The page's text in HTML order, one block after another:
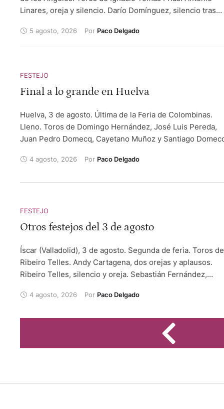
Linares, oreja y silencio. Darío Domínguez, silencio tras
Châteaurenard (Francia), 4 de agosto. Toros de San
Sebastián. El Rafi, oreja y oreja. Ismael Martín, oreja y dos
(Francia), 4 de agosto. Cuatro toros y dos novillos, tercero
ruedo. Antonio Ferrera, silencio y silencio. Dorian Canton,
vuelta al ruedo.
5 agosto, 2026 Por Paco Delgado
FESTEJO
Final a lo grande en Huelva
Huelva, 3 de agosto. Última de la Feria de Colombinas.
Lleno. Toros de Domingo Hernández, José Luis Pereda,
Juan Pedro Domecq, Cayetano Muñoz y Santiago
y dos orejas. David de Miranda, oreja y dos orejas y rabo.
4 agosto, 2026 Por Paco Delgado
FESTEJO
Otros festejos del 3 de agosto
Íscar (Valladolid), 3 de agosto. Segunda de feria. Toros de
Ribeiro Telles. Andy Cartagena, dos orejas y aplausos.
Ribeiro Telles, silencio y oreja. Sebastián Fernández,
feria. Casi lleno. Toros de Cuevas Bajas, primero y
para rejones, tercero y sexto. Arturo Gilio, oreja tras aviso
palmas tras aviso. Aarón Palacio, dos orejas y dos orejas
tras aviso. Guillermo Hermoso de Mendoza, dos orejas y
4 agosto, 2026 Por Paco Delgado